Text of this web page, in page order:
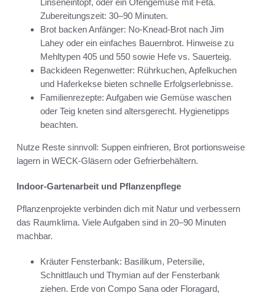
Zubereitungszeit: 30–90 Minuten.
Brot backen Anfänger: No-Knead-Brot nach Jim
Lahey oder ein einfaches Bauernbrot. Hinweise zu
Mehltypen 405 und 550 sowie Hefe vs. Sauerteig.
Backideen Regenwetter: Rührkuchen, Apfelkuchen
und Haferkekse bieten schnelle Erfolgserlebnisse.
Familienrezepte: Aufgaben wie Gemüse waschen
oder Teig kneten sind altersgerecht. Hygienetipps
beachten.
Nutze Reste sinnvoll: Suppen einfrieren, Brot portionsweise
lagern in WECK-Gläsern oder Gefrierbehältern.
Indoor-Gartenarbeit und Pflanzenpflege
Pflanzenprojekte verbinden dich mit Natur und verbessern
das Raumklima. Viele Aufgaben sind in 20–90 Minuten
machbar.
Kräuter Fensterbank: Basilikum, Petersilie,
Schnittlauch und Thymian auf der Fensterbank
ziehen. Erde von Compo Sana oder Floragard,